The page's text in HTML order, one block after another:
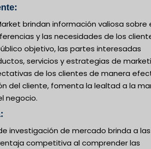
brindan información valiosa sobre
y las necesidades de los
objetivo, las partes interesadas
servicios y estrategias de
de los clientes de manera
del cliente, fomenta la lealtad a la
negocio.
investigación de mercado brinda a las
competitiva al comprender las